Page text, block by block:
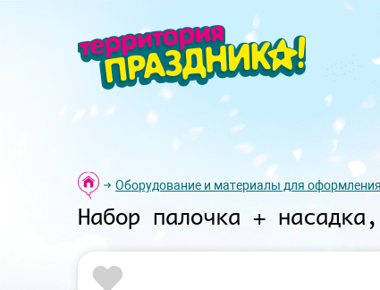
Оборудование и материалы для оформления
Набор палочка +